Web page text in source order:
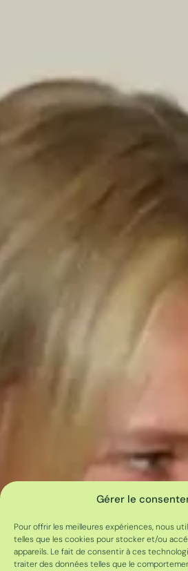
Gérer le
Pour offrir les meilleures expériences, nous
telles que les cookies pour stocker et/ou
appareils. Le fait de consentir à ces
traiter des données telles que le